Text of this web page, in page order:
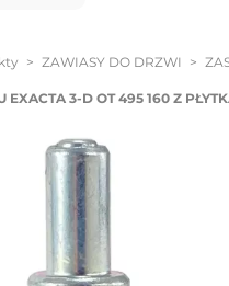
> ZAWIASY DO DRZWI >
EXACTA 3-D OT 495 160 Z